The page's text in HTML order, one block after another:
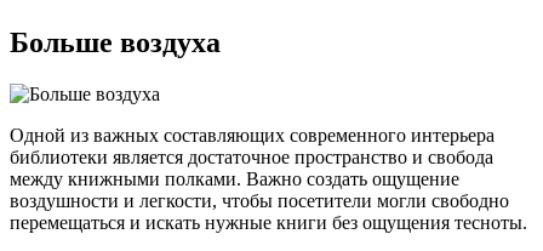
Больше воздуха
Одной из важных составляющих современного интерьера
библиотеки является достаточное пространство и свобода
между книжными полками. Важно создать ощущение
воздушности и легкости, чтобы посетители могли свободно
перемещаться и искать нужные книги без ощущения тесноты.